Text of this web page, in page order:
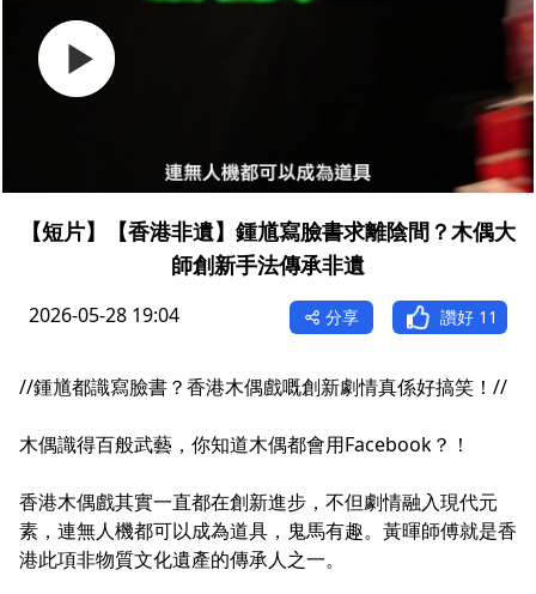
【短片】【香港非遺】鍾馗寫臉書求離陰間？木偶大
師創新手法傳承非遺
2026-05-28 19:04 分享 讚好 11
//鍾馗都識寫臉書？香港木偶戲嘅創新劇情真係好搞笑！//
木偶識得百般武藝，你知道木偶都會用Facebook？！
香港木偶戲其實一直都在創新進步，不但劇情融入現代元
素，連無人機都可以成為道具，鬼馬有趣。黃暉師傅就是香
港此項非物質文化遺產的傳承人之一。